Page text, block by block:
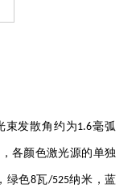
束发散角约为1.6毫弧
各颜色激光源的单独
绿色8瓦/525纳米，蓝